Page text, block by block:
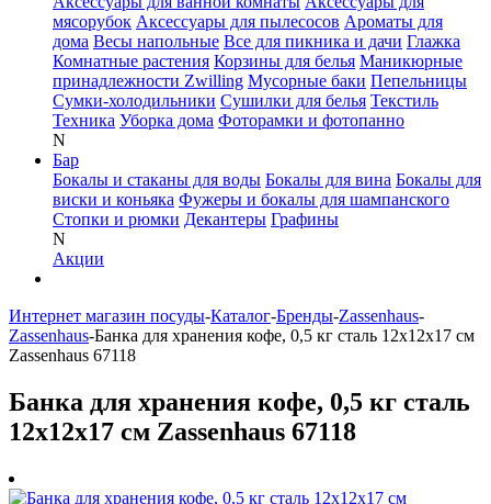
мясорубок Аксессуары для пылесосов Ароматы для
дома Весы напольные Все для пикника и дачи Глажка
Комнатные растения Корзины для белья Маникюрные
принадлежности Zwilling Мусорные баки Пепельницы
Сумки-холодильники Сушилки для белья Текстиль
Техника Уборка дома Фоторамки и фотопанно
N
Бар
Бокалы и стаканы для воды Бокалы для вина Бокалы для
виски и коньяка Фужеры и бокалы для шампанского
Стопки и рюмки Декантеры Графины
N
Акции
Интернет магазин посуды-Каталог-Бренды-Zassenhaus-
Zassenhaus-Банка для хранения кофе, 0,5 кг сталь 12х12х17 см
Zassenhaus 67118
Банка для хранения кофе, 0,5 кг сталь
12х12х17 см Zassenhaus 67118